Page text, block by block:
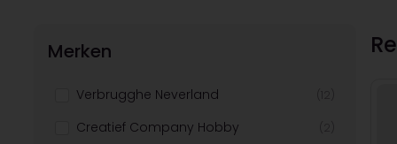
Merken
Verbrugghe Neverland
Creatief Company Hobby